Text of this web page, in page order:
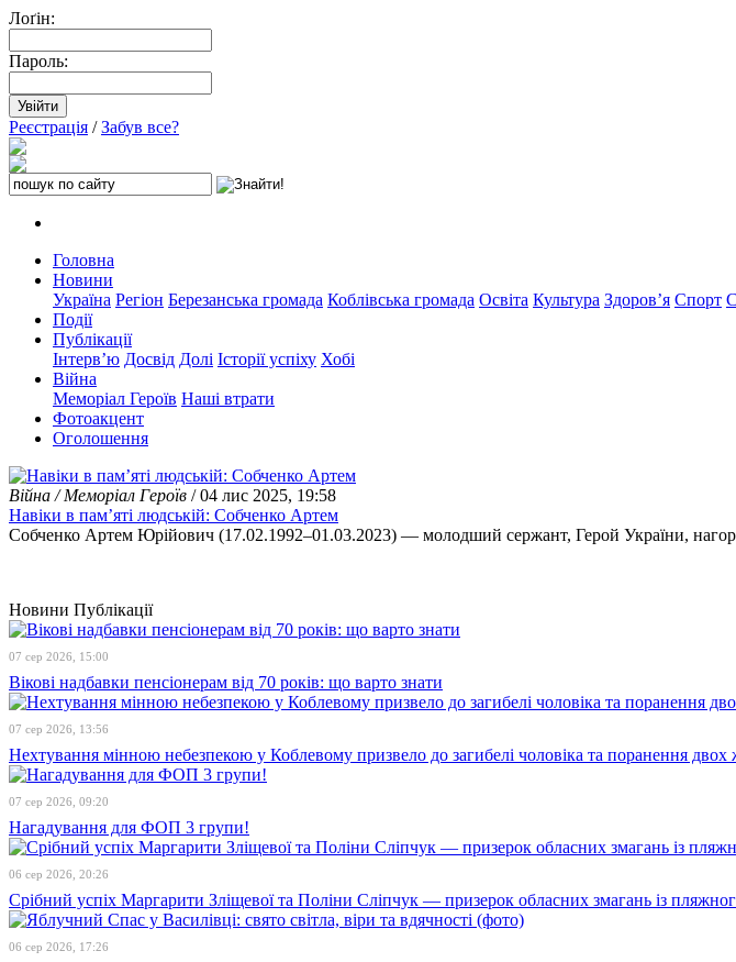
Лоґін:
Пароль:
Реєстрація /Забув все?
Головна
Новини
Україна Регіон Березанська громада Коблівська громада Освіта Культура Здоров’я Спорт
Події
Публікації
Інтерв’ю Досвід Долі Історії успіху Хобі
Війна
Меморіал Героїв Наші втрати
Фотоакцент
Оголошення
Війна / Меморіал Героїв / 04 лис 2025, 19:58
Навіки в пам’яті людській: Собченко Артем
Собченко Артем Юрійович (17.02.1992–01.03.2023) — молодший сержант, Герой України,
Новини Публікації
07 сер 2026, 15:00
Вікові надбавки пенсіонерам від 70 років: що варто знати
07 сер 2026, 13:56
Нехтування мінною небезпекою у Коблевому призвело до загибелі чоловіка та поранення двох
07 сер 2026, 09:20
Нагадування для ФОП 3 групи!
06 сер 2026, 20:26
Срібний успіх Маргарити Зліщевої та Поліни Сліпчук — призерок обласних змагань із
06 сер 2026, 17:26